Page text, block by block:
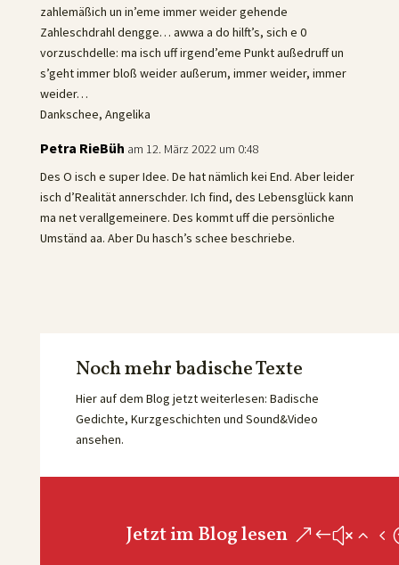
zahlemäßich un in’eme immer weider gehende
Zahleschdrahl dengge… awwa a do hilft’s, sich e 0
vorzuschdelle: ma isch uff irgend’eme Punkt außedruff un
s’geht immer bloß weider außerum, immer weider, immer
weider…
Dankschee, Angelika
Petra RieBüh am 12. März 2022 um 0:48
Des O isch e super Idee. De hat nämlich kei End. Aber leider
isch d’Realität annerschder. Ich find, des Lebensglück kann
ma net verallgemeinere. Des kommt uff die persönliche
Umständ aa. Aber Du hasch’s schee beschriebe.
Noch mehr badische Texte
Hier auf dem Blog jetzt weiterlesen: Badische
Gedichte, Kurzgeschichten und Sound&Video
ansehen.
Jetzt im Blog lesen